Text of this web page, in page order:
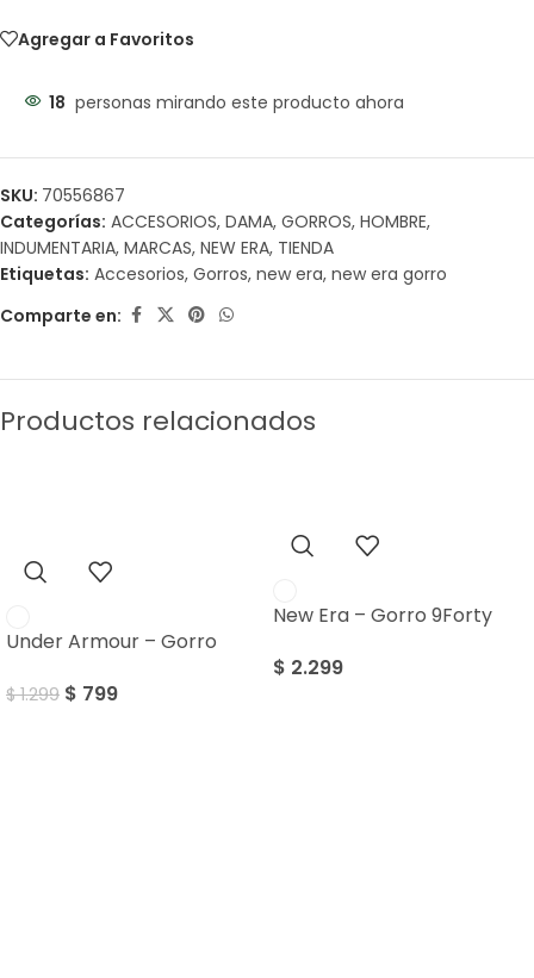
Agregar a Favoritos
18 personas mirando este producto ahora
SKU: 70556867
Categorías: ACCESORIOS, DAMA, GORROS, HOMBRE,
INDUMENTARIA, MARCAS, NEW ERA, TIENDA
Etiquetas: Accesorios, Gorros, new era, new era gorro
Comparte en:
Productos relacionados
Under Armour – Gorro
$1.299 $ 799
New Era – Gorro 9Forty
$ 2.299